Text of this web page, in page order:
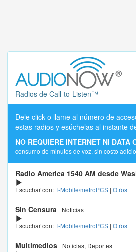
Radios de Call-to-Listen™
Dele click o llame al número de
estas radios y esúchelas al instante
NO REQUIERE INTERNET NI DATA
consumo de minutos de voz, sin costo
Radio America 1540 AM desde
Escuchar con:T-Mobile/metroPCS | Otros
Sin Censura
Noticias
Escuchar con:T-Mobile/metroPCS | Otros
Multimedios
Noticias, Deportes